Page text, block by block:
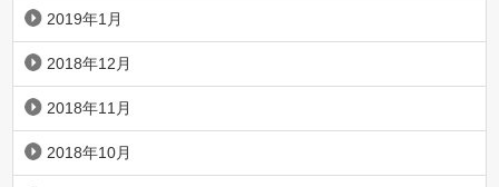
2019年1月
2018年12月
2018年11月
2018年10月